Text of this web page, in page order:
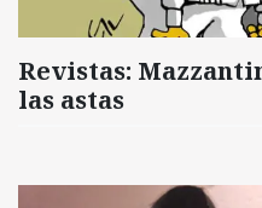
Revistas:
las astas